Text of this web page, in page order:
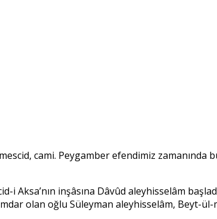
cami. Peygamber efendimiz zamanında
i Aksa’nın inşâsına Dâvûd aleyhisselâm
olan oğlu Süleyman aleyhisselâm, Beyt-ül-